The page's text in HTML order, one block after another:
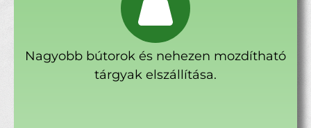
Nagyobb bútorok és nehezen mozdítható
tárgyak elszállítása.